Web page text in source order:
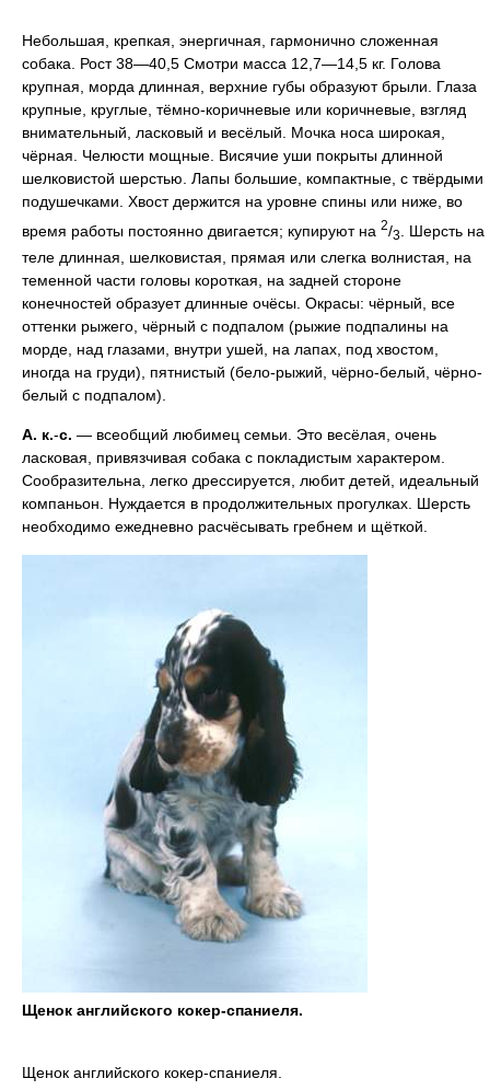
Небольшая, крепкая, энергичная, гармонично сложенная
собака. Рост 38—40,5 Смотри масса 12,7—14,5 кг. Голова
крупная, морда длинная, верхние губы образуют брыли. Глаза
крупные, круглые, тёмно-коричневые или коричневые, взгляд
внимательный, ласковый и весёлый. Мочка носа широкая,
чёрная. Челюсти мощные. Висячие уши покрыты длинной
шелковистой шерстью. Лапы большие, компактные, с твёрдыми
подушечками. Хвост держится на уровне спины или ниже, во
время работы постоянно двигается; купируют на 2/3
. Шерсть на
теле длинная, шелковистая, прямая или слегка волнистая, на
теменной части головы короткая, на задней стороне
конечностей образует длинные очёсы. Окрасы: чёрный, все
оттенки рыжего, чёрный с подпалом (рыжие подпалины на
морде, над глазами, внутри ушей, на лапах, под хвостом,
иногда на груди), пятнистый (бело-рыжий, чёрно-белый, чёрно-
белый с подпалом).
А. к.-с. — всеобщий любимец семьи. Это весёлая, очень
ласковая, привязчивая собака с покладистым характером.
Сообразительна, легко дрессируется, любит детей, идеальный
компаньон. Нуждается в продолжительных прогулках. Шерсть
необходимо ежедневно расчёсывать гребнем и щёткой.
Щенок английского кокер-спаниеля.
Щенок английского кокер-спаниеля.